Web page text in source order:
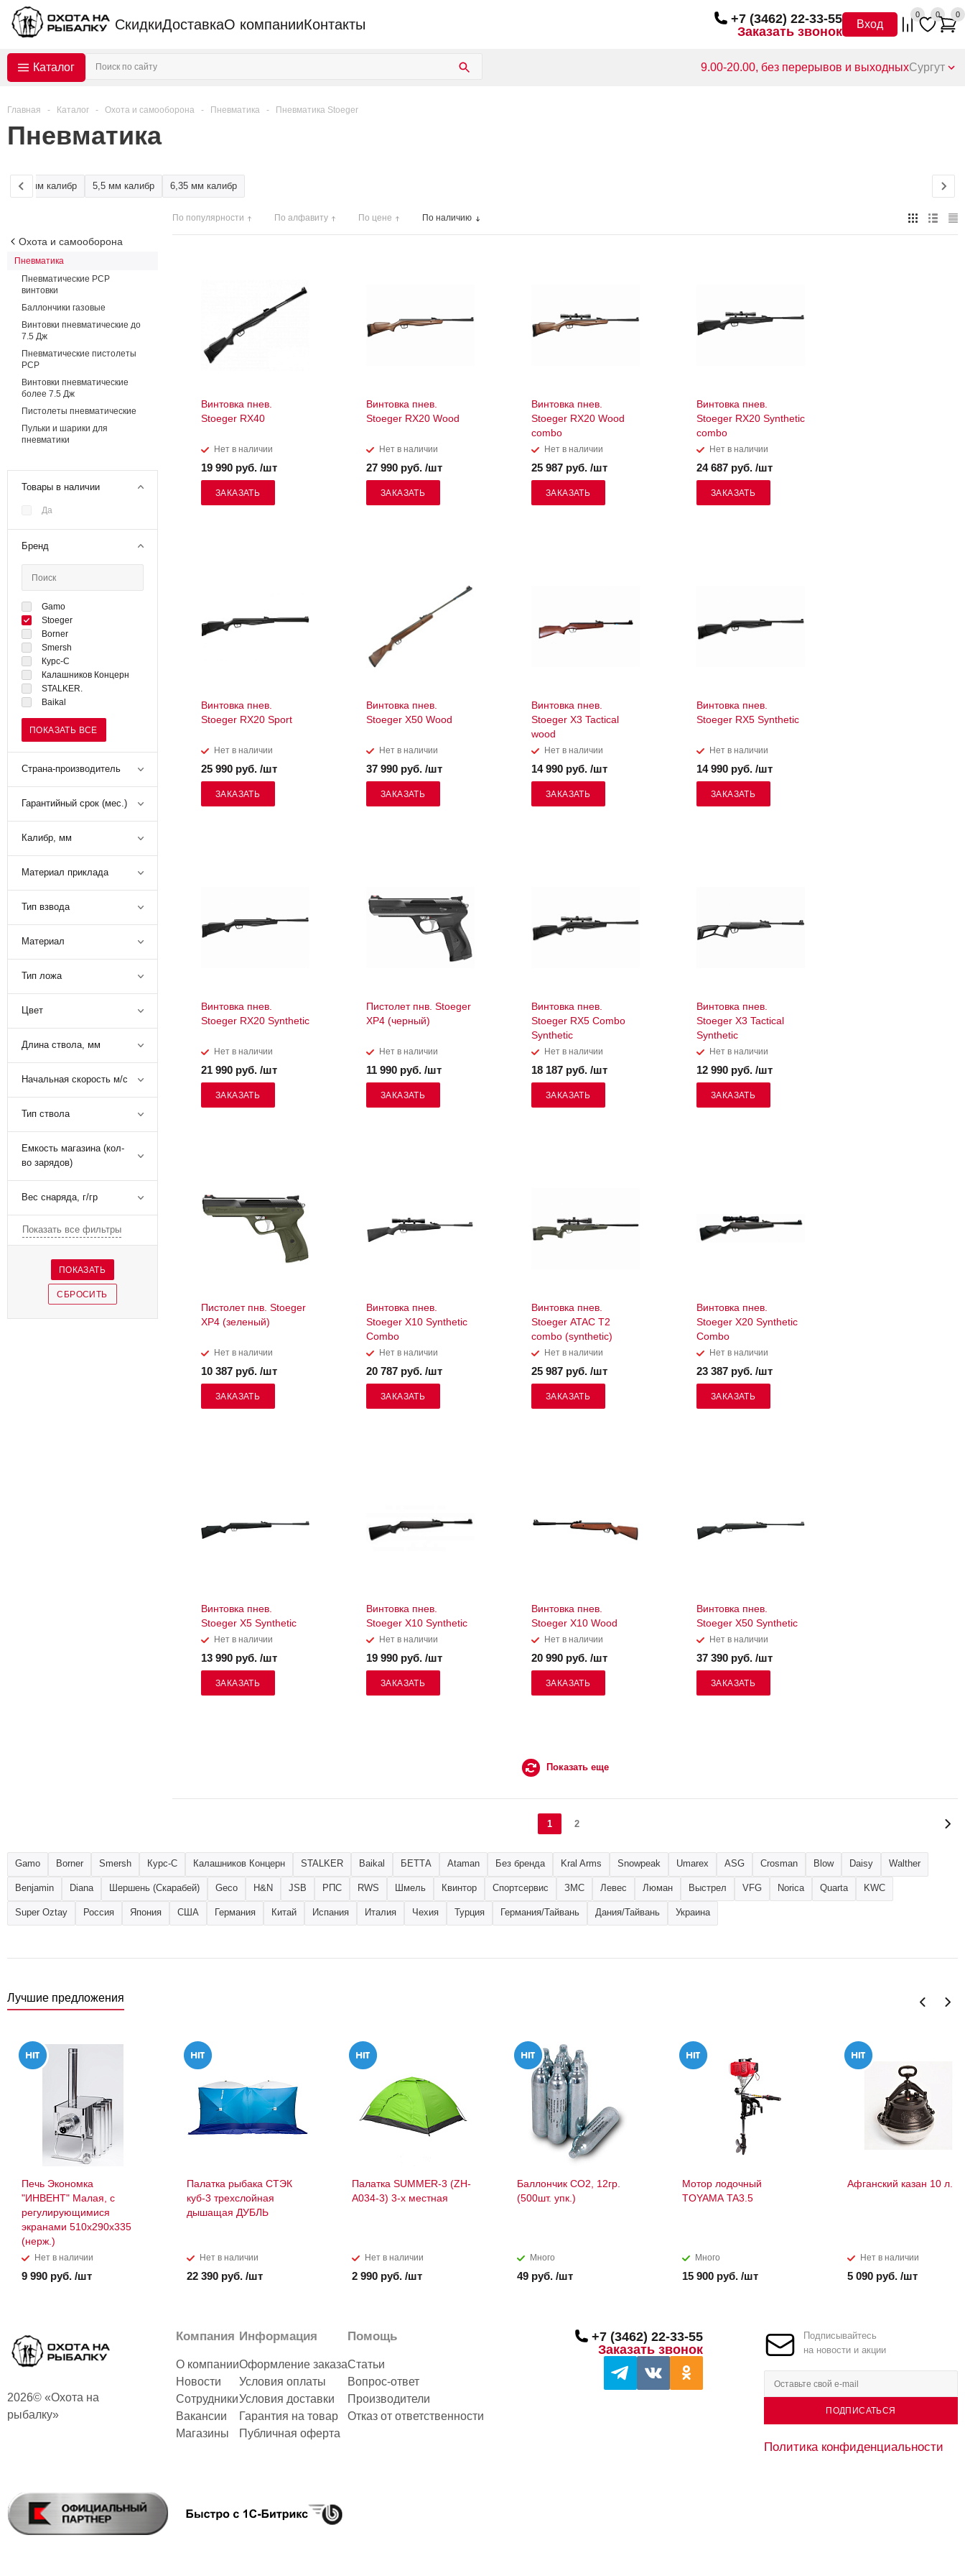
СкидкиДоставкаО компанииКонтакты
+7 (3462) 22-33-55
Заказать звонок
Вход
0 0 0
Каталог 9.00-20.00, без перерывов и выходныхСургут
Главная - Каталог - Охота и самооборона - Пневматика - Пневматика Stoeger
Пневматика
4,5 мм калибр 5,5 мм калибр 6,35 мм калибр
Охота и самооборона
Пневматика
Пневматические PCP
винтовки
Баллончики газовые
Винтовки пневматические до
7.5 Дж
Пневматические пистолеты
PCP
Винтовки пневматические
более 7.5 Дж
Пистолеты пневматические
Пульки и шарики для
пневматики
Товары в наличии
Да
Бренд
Gamo
Stoeger
Borner
Smersh
Курс-С
Калашников Концерн
STALKER.
Baikal
ПОКАЗАТЬ ВСЕ
Страна-производитель
Гарантийный срок (мес.)
Калибр, мм
Материал приклада
Тип взвода
Материал
Тип ложа
Цвет
Длина ствола, мм
Начальная скорость м/с
Тип ствола
Емкость магазина (кол-
во зарядов)
Вес снаряда, г/гр
Показать все фильтры
По популярности По алфавиту По цене По наличию
Винтовка пнев.
Stoeger RX40
Нет в наличии
19 990 руб. /шт
ЗАКАЗАТЬ
Винтовка пнев.
Stoeger RX20 Wood
Нет в наличии
27 990 руб. /шт
ЗАКАЗАТЬ
Винтовка пнев.
Stoeger RX20 Wood
combo
Нет в наличии
25 987 руб. /шт
ЗАКАЗАТЬ
Винтовка пнев.
Stoeger RX20 Synthetic
combo
Нет в наличии
24 687 руб. /шт
ЗАКАЗАТЬ
Винтовка пнев.
Stoeger RX20 Sport
Нет в наличии
25 990 руб. /шт
ЗАКАЗАТЬ
Винтовка пнев.
Stoeger X50 Wood
Нет в наличии
37 990 руб. /шт
ЗАКАЗАТЬ
Винтовка пнев.
Stoeger X3 Tactical
wood
Нет в наличии
14 990 руб. /шт
ЗАКАЗАТЬ
Винтовка пнев.
Stoeger RX5 Synthetic
Нет в наличии
14 990 руб. /шт
ЗАКАЗАТЬ
Винтовка пнев.
Stoeger RX20 Synthetic
Нет в наличии
21 990 руб. /шт
ЗАКАЗАТЬ
Пистолет пнв. Stoeger
XP4 (черный)
Нет в наличии
11 990 руб. /шт
ЗАКАЗАТЬ
Винтовка пнев.
Stoeger RX5 Combo
Synthetic
Нет в наличии
18 187 руб. /шт
ЗАКАЗАТЬ
Винтовка пнев.
Stoeger X3 Tactical
Synthetic
Нет в наличии
12 990 руб. /шт
ЗАКАЗАТЬ
Пистолет пнв. Stoeger
XP4 (зеленый)
Нет в наличии
10 387 руб. /шт
ЗАКАЗАТЬ
Винтовка пнев.
Stoeger X10 Synthetic
Combo
Нет в наличии
20 787 руб. /шт
ЗАКАЗАТЬ
Винтовка пнев.
Stoeger ATAC T2
combo (synthetic)
Нет в наличии
25 987 руб. /шт
ЗАКАЗАТЬ
Винтовка пнев.
Stoeger X20 Synthetic
Combo
Нет в наличии
23 387 руб. /шт
ЗАКАЗАТЬ
Винтовка пнев.
Stoeger X5 Synthetic
Нет в наличии
13 990 руб. /шт
ЗАКАЗАТЬ
Винтовка пнев.
Stoeger X10 Synthetic
Нет в наличии
19 990 руб. /шт
ЗАКАЗАТЬ
Винтовка пнев.
Stoeger X10 Wood
Нет в наличии
20 990 руб. /шт
ЗАКАЗАТЬ
Винтовка пнев.
Stoeger X50 Synthetic
Нет в наличии
37 390 руб. /шт
ЗАКАЗАТЬ
Показать еще
1 2
Gamo Borner Smersh Курс-С Калашников Концерн STALKER Baikal БЕТТА Ataman Без бренда Kral Arms Snowpeak Umarex ASG Crosman Blow Daisy Walther
Benjamin Diana Шершень (Скарабей) Geco H&N JSB РПС RWS Шмель Квинтор Спортсервис ЗМС Левес Люман Выстрел VFG Norica Quarta KWC
Super Oztay Россия Япония США Германия Китай Испания Италия Чехия Турция Германия/Тайвань Дания/Тайвань Украина
Лучшие предложения
Печь Экономка
"ИНВЕНТ" Малая, с
регулирующимися
экранами 510х290х335
(нерж.)
Нет в наличии
9 990 руб. /шт
Палатка рыбака СТЭК
куб-3 трехслойная
дышащая ДУБЛЬ
Нет в наличии
22 390 руб. /шт
Палатка SUMMER-3 (ZH-
A034-3) 3-х местная
Нет в наличии
2 990 руб. /шт
Баллончик СО2, 12гр.
(500шт. упк.)
Много
49 руб. /шт
Мотор лодочный
TOYAMA TA3.5
Много
15 900 руб. /шт
Афганский казан 10 л.
Нет в наличии
5 090 руб. /шт
2026© «Охота на
рыбалку»
Компания
О компании
Новости
Сотрудники
Вакансии
Магазины
Информация
Оформление заказа
Условия оплаты
Условия доставки
Гарантия на товар
Публичная оферта
Помощь
Статьи
Вопрос-ответ
Производители
Отказ от ответственности
+7 (3462) 22-33-55
Заказать звонок
Подписывайтесь
на новости и акции
ПОДПИСАТЬСЯ
Политика конфиденциальности